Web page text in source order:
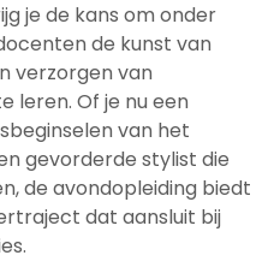
je de kans om onder
de kunst van
verzorgen van
leren. Of je nu een
van het
gevorderde stylist die
de avondopleiding biedt
dat aansluit bij